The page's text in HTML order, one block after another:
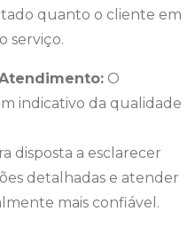
quanto o cliente em
serviço.
O
indicativo da qualidade
disposta a esclarecer
detalhadas e atender
mais confiável.